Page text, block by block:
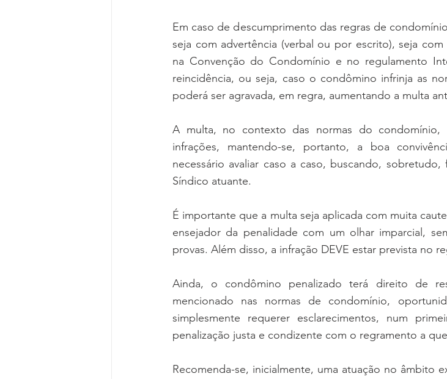
Em caso de descumprimento das regras de
seja com advertência (verbal ou por escrito), seja
na Convenção do Condomínio e no regulamento
reincidência, ou seja, caso o condômino infrinja as
poderá ser agravada, em regra, aumentando a multa
A multa, no contexto das normas do
infrações, mantendo-se, portanto, a boa
necessário avaliar caso a caso, buscando,
Síndico atuante.
É importante que a multa seja aplicada com muita
ensejador da penalidade com um olhar imparcial,
provas. Além disso, a infração DEVE estar prevista no
Ainda, o condômino penalizado terá direito de
mencionado nas normas de condomínio,
simplesmente requerer esclarecimentos, num
penalização justa e condizente com o regramento a
Recomenda-se, inicialmente, uma atuação no âmbito